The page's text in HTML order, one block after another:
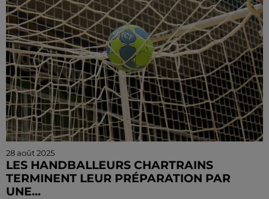
28 août 2025
LES HANDBALLEURS CHARTRAINS
TERMINENT LEUR PRÉPARATION PAR
UNE...